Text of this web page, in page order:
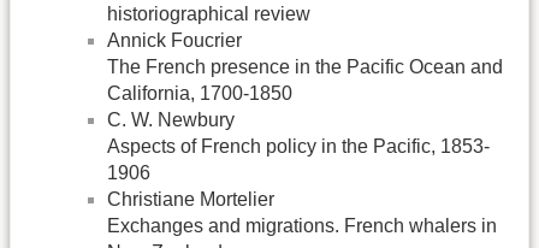
historiographical review
Annick Foucrier
The French presence in the Pacific Ocean and
California, 1700-1850
C. W. Newbury
Aspects of French policy in the Pacific, 1853-
1906
Christiane Mortelier
Exchanges and migrations. French whalers in